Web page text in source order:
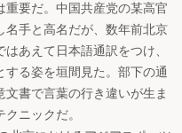
要だ。中国共産党の某高官
名手と高名だが、数年前北京
あえて日本語通訳をつけ、
る姿を垣間見た。部下の通
書で言葉の行き違いが生ま
ニックだ。